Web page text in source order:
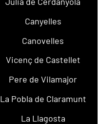
Canyelles
Canovelles
Vicenç de Castellet
Pere de Vilamajor
La Pobla de Claramunt
La Llagosta